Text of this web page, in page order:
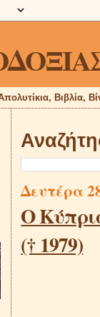
Βιβλία,
Δευτέρα
O
(† 1979)